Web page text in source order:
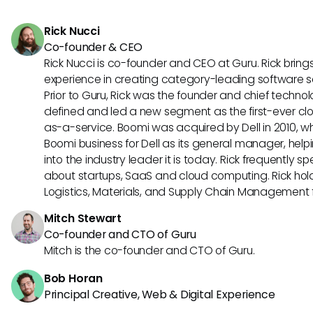
atendimento ao cliente.
Rick Nucci
Co-founder & CEO
Rick Nucci is co-founder and CEO at Guru. Rick
experience in creating category-leading software
Prior to Guru, Rick was the founder and chief
defined and led a new segment as the first-ever
as-a-service. Boomi was acquired by Dell in 2010,
Boomi business for Dell as its general manager,
into the industry leader it is today. Rick frequently
about startups, SaaS and cloud computing. Rick
Logistics, Materials, and Supply Chain Management
Mitch Stewart
Co-founder and CTO of Guru
Mitch is the co-founder and CTO of Guru.
Bob Horan
Principal Creative, Web & Digital Experience